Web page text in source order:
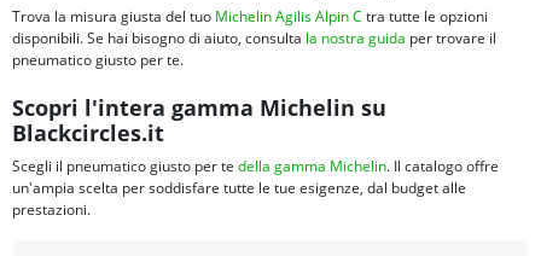
Trova la misura giusta del tuo Michelin Agilis Alpin C tra tutte le opzioni
disponibili. Se hai bisogno di aiuto, consulta la nostra guida per trovare il
pneumatico giusto per te.
Scopri l'intera gamma Michelin su
Blackcircles.it
Scegli il pneumatico giusto per te della gamma Michelin. Il catalogo offre
un'ampia scelta per soddisfare tutte le tue esigenze, dal budget alle
prestazioni.